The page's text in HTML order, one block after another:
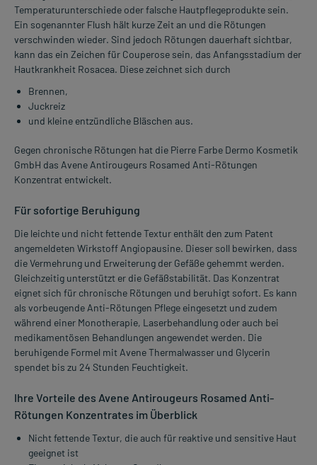
Temperaturunterschiede oder falsche Hautpflegeprodukte sein.
Ein sogenannter Flush hält kurze Zeit an und die Rötungen
verschwinden wieder. Sind jedoch Rötungen dauerhaft sichtbar,
kann das ein Zeichen für Couperose sein, das Anfangsstadium der
Hautkrankheit Rosacea. Diese zeichnet sich durch
Brennen,
Juckreiz
und kleine entzündliche Bläschen aus.
Gegen chronische Rötungen hat die Pierre Farbe Dermo Kosmetik
GmbH das Avene Antirougeurs Rosamed Anti-Rötungen
Konzentrat entwickelt.
Für sofortige Beruhigung
Die leichte und nicht fettende Textur enthält den zum Patent
angemeldeten Wirkstoff Angiopausine. Dieser soll bewirken, dass
die Vermehrung und Erweiterung der Gefäße gehemmt werden.
Gleichzeitig unterstützt er die Gefäßstabilität. Das Konzentrat
eignet sich für chronische Rötungen und beruhigt sofort. Es kann
als vorbeugende Anti-Rötungen Pflege eingesetzt und zudem
während einer Monotherapie, Laserbehandlung oder auch bei
medikamentösen Behandlungen angewendet werden. Die
beruhigende Formel mit Avene Thermalwasser und Glycerin
spendet bis zu 24 Stunden Feuchtigkeit.
Ihre Vorteile des Avene Antirougeurs Rosamed Anti-
Rötungen Konzentrates im Überblick
Nicht fettende Textur, die auch für reaktive und sensitive Haut
geeignet ist